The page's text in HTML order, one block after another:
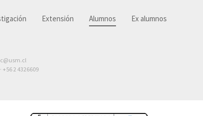
Extensión Alumnos Ex alumnos
+56 2 4326609